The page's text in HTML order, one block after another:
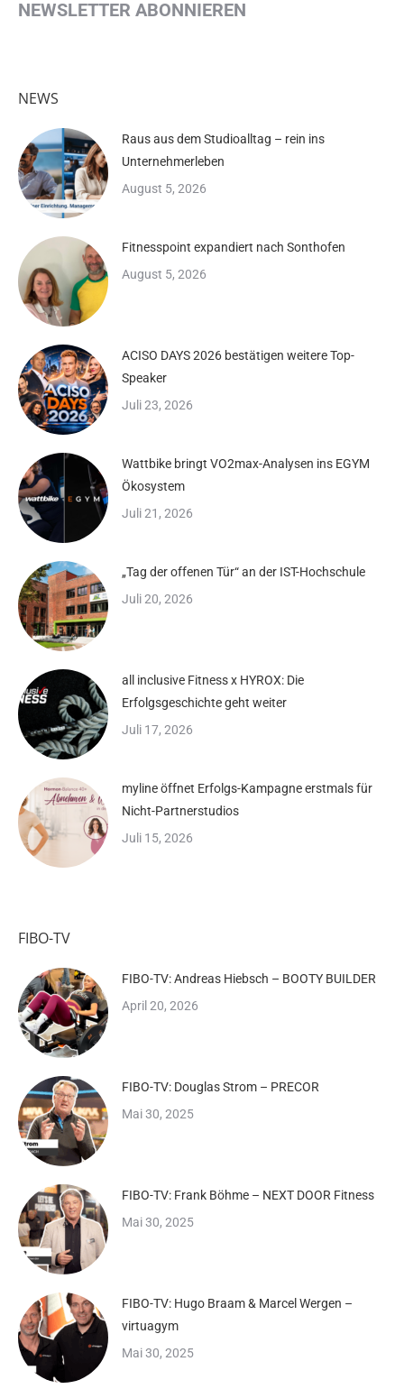
NEWSLETTER ABONNIEREN
NEWS
Raus aus dem Studioalltag – rein ins
Unternehmerleben
August 5, 2026
Fitnesspoint expandiert nach Sonthofen
August 5, 2026
ACISO DAYS 2026 bestätigen weitere Top-
Speaker
Juli 23, 2026
Wattbike bringt VO2max-Analysen ins EGYM
Ökosystem
Juli 21, 2026
„Tag der offenen Tür“ an der IST-Hochschule
Juli 20, 2026
all inclusive Fitness x HYROX: Die
Erfolgsgeschichte geht weiter
Juli 17, 2026
myline öffnet Erfolgs-Kampagne erstmals für
Nicht-Partnerstudios
Juli 15, 2026
FIBO-TV
FIBO-TV: Andreas Hiebsch – BOOTY BUILDER
April 20, 2026
FIBO-TV: Douglas Strom – PRECOR
Mai 30, 2025
FIBO-TV: Frank Böhme – NEXT DOOR Fitness
Mai 30, 2025
FIBO-TV: Hugo Braam & Marcel Wergen –
virtuagym
Mai 30, 2025